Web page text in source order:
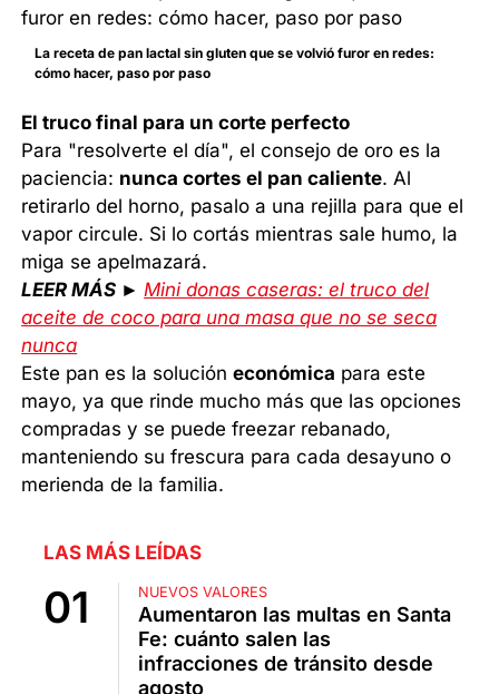
La receta de pan lactal sin gluten que se volvió furor en redes:
cómo hacer, paso por paso
El truco final para un corte perfecto
Para "resolverte el día", el consejo de oro es la
paciencia: nunca cortes el pan caliente. Al
retirarlo del horno, pasalo a una rejilla para que el
vapor circule. Si lo cortás mientras sale humo, la
miga se apelmazará.
LEER MÁS ►Mini donas caseras: el truco del
aceite de coco para una masa que no se seca
nunca
Este pan es la solucióneconómica para este
mayo, ya que rinde mucho más que las opciones
compradas y se puede freezar rebanado,
manteniendo su frescura para cada desayuno o
merienda de la familia.
LAS MÁS LEÍDAS
NUEVOS VALORES
Aumentaron las multas en Santa
Fe: cuánto salen las
infracciones de tránsito desde
agosto